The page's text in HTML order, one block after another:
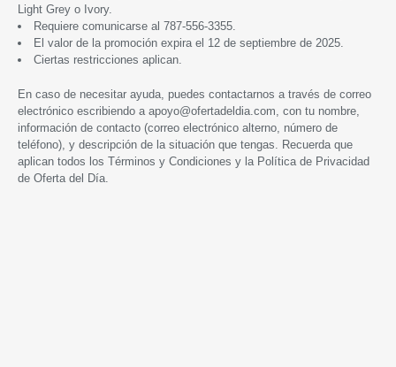
Light Grey o Ivory.
Requiere comunicarse al 787-556-3355.
El valor de la promoción expira el 12 de septiembre de 2025.
Ciertas restricciones aplican.
En caso de necesitar ayuda, puedes contactarnos a través de correo
electrónico escribiendo a apoyo@ofertadeldia.com , con tu nombre,
información de contacto (correo electrónico alterno, número de
teléfono), y descripción de la situación que tengas. Recuerda que
aplican todos los Términos y Condiciones y la Política de Privacidad
de Oferta del Día.